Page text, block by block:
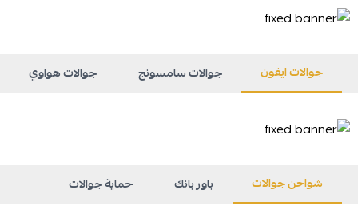
جوالات ايفون جوالات سامسونج جوالات هواوي
شواحن جوالات باور بانك حماية جوالات